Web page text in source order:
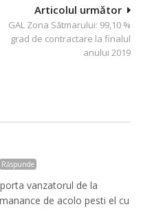
Articolul următor
GAL Zona Sătmarului: 99,10 %
grad de contractare la finalul
anului 2019
Răspunde
vanzatorul de la
de acolo pesti el cu